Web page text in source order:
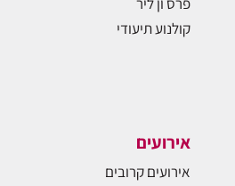
קולנוע תיעודי
אירועים
אירועים קרובים